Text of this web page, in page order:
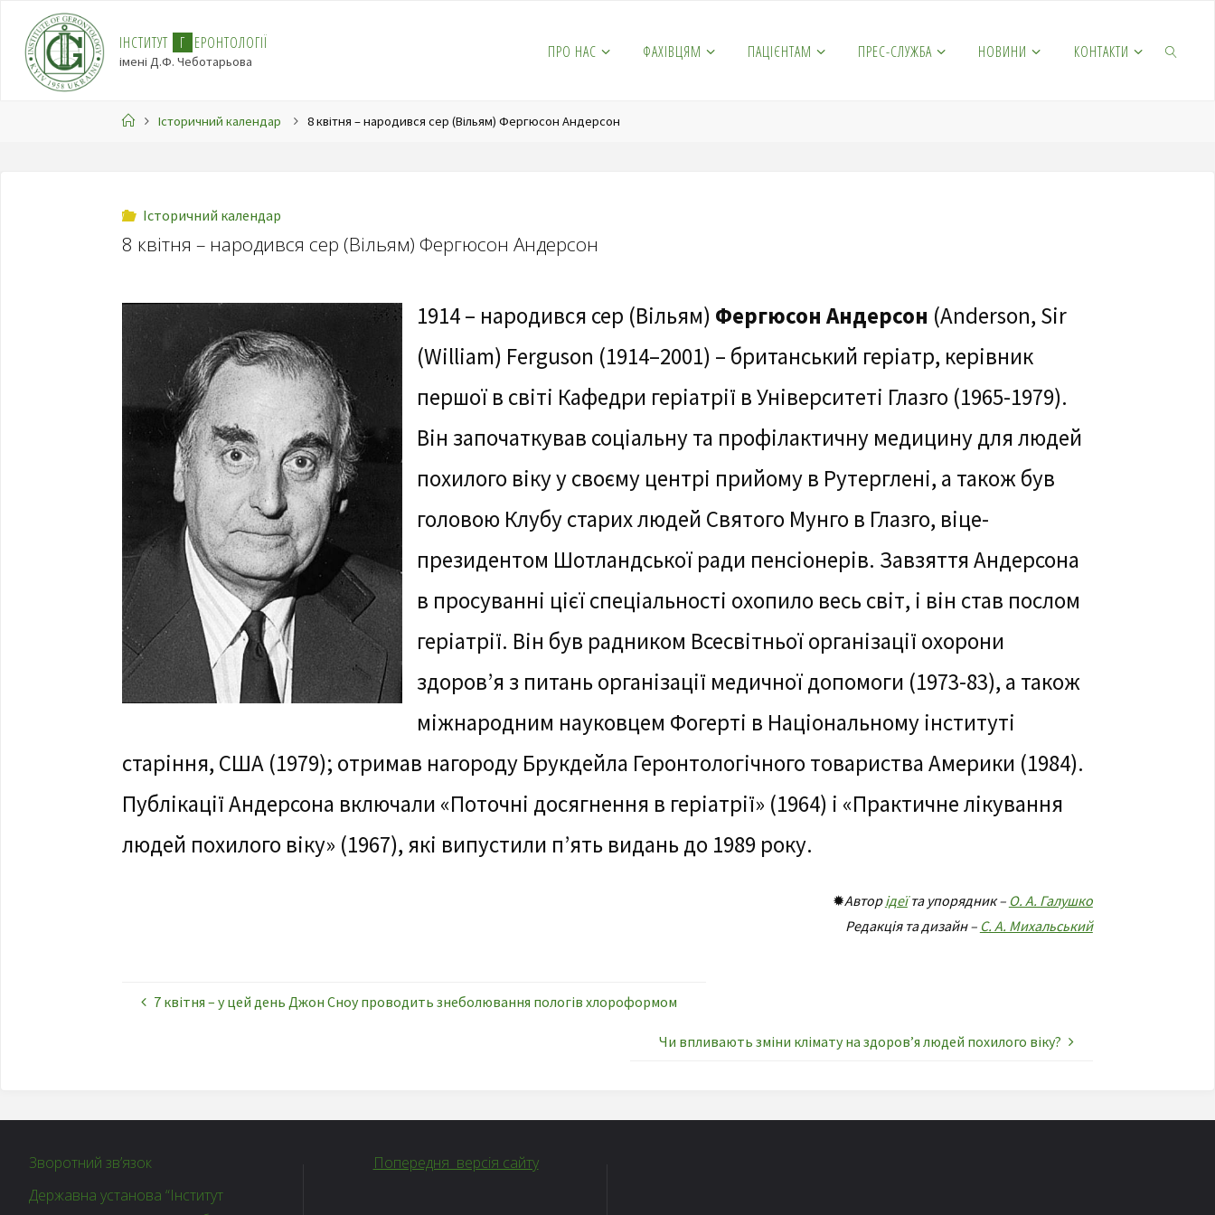
ІНСТИТУТ Г ЕРОНТОЛОГІЇ
імені Д.Ф. Чеботарьова ПРО НАС ФАХІВЦЯМ ПАЦІЄНТАМ ПРЕС-СЛУЖБА НОВИНИ КОНТАКТИ
Історичний календар 8 квітня – народився сер (Вільям) Фергюсон Андерсон
Історичний календар
8 квітня – народився сер (Вільям) Фергюсон Андерсон
1914 – народився сер (Вільям) Фергюсон Андерсон (Anderson, Sir
(William) Ferguson (1914–2001) – британський геріатр, керівник
першої в світі Кафедри геріатрії в Університеті Глазго (1965-1979).
Він започаткував соціальну та профілактичну медицину для людей
похилого віку у своєму центрі прийому в Рутерглені, а також був
головою Клубу старих людей Святого Мунго в Глазго, віце-
президентом Шотландської ради пенсіонерів. Завзяття Андерсона
в просуванні цієї спеціальності охопило весь світ, і він став послом
геріатрії. Він був радником Всесвітньої організації охорони
здоров’я з питань організації медичної допомоги (1973-83), а також
міжнародним науковцем Фогерті в Національному інституті
старіння, США (1979); отримав нагороду Брукдейла Геронтологічного товариства Америки (1984).
Публікації Андерсона включали «Поточні досягнення в геріатрії» (1964) і «Практичне лікування
людей похилого віку» (1967), які випустили п’ять видань до 1989 року.
✹Авторідеїта упорядник – О. А. Галушко
Редакція та дизайн – С. А. Михальський
7 квітня – у цей день Джон Сноу проводить знеболювання пологів хлороформом
Чи впливають зміни клімату на здоров’я людей похилого віку?
Зворотний зв’язок
Державна установа “Інститут
Попередня версія сайту